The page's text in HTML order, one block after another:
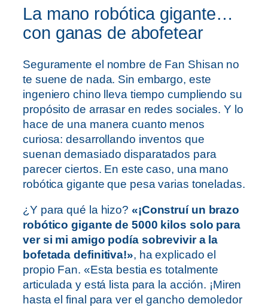
La mano robótica gigante…
con ganas de abofetear
Seguramente el nombre de Fan Shisan no
te suene de nada. Sin embargo, este
ingeniero chino lleva tiempo cumpliendo su
propósito de arrasar en redes sociales. Y lo
hace de una manera cuanto menos
curiosa: desarrollando inventos que
suenan demasiado disparatados para
parecer ciertos. En este caso, una mano
robótica gigante que pesa varias toneladas.
¿Y para qué la hizo? «¡Construí un brazo
robótico gigante de 5000 kilos solo para
ver si mi amigo podía sobrevivir a la
bofetada definitiva!», ha explicado el
propio Fan. «Esta bestia es totalmente
articulada y está lista para la acción. ¡Miren
hasta el final para ver el gancho demoledor